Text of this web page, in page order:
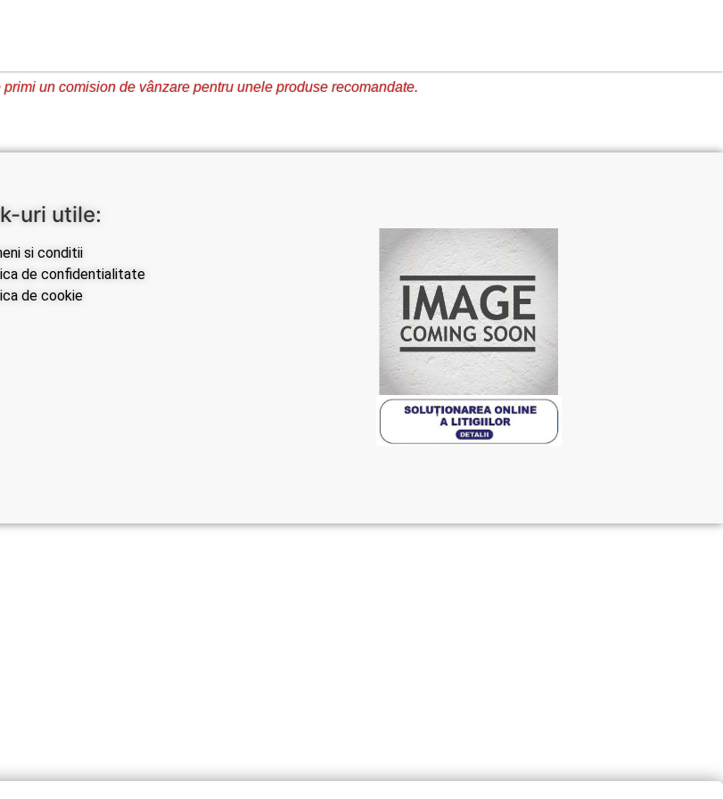
un comision de vânzare pentru unele produse recomandate.
uri utile:
si conditii
de confidentialitate
de cookie